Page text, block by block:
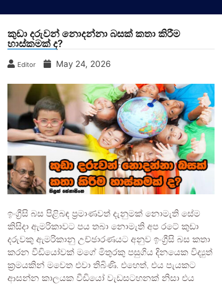
කුඩා දරුවන් නොදන්නා බසක් කතා කිරීම
හාස්කමක් ද?
Editor May 24, 2026
ඉංග්‍රීසි බස පිළිබඳ ප්‍රමාණවත් දැනුමක් නොමැති සේම
කිසිදා ඇමරිකාවට පය තබා නොමැති අප රටේ කුඩා
දරුවකු ඇමරිකානු උච්ඡාරණයට අනුව ඉංග්‍රීසි බස කතා
කරන වීඩියෝවක් මගේ මිතුරකු පසුගිය දිනයෙක විද්‍යුත්
ක්‍රමයකින් මවෙත එවා තිබිණි. එහෙත්, එය පැයකට
ආසන්න කාලයක වීඩියෝ වැඩසටහනක් නිසා එය